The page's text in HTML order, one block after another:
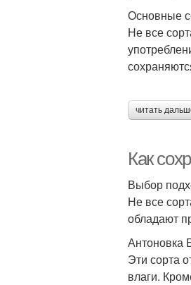
Основные
Не все
читать
Как
Выбор
Не все
обладают
Антоновка
Эти сорта
влаги.